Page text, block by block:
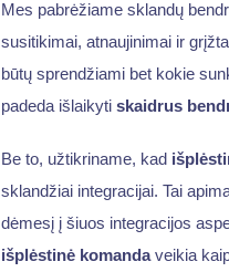
Mes pabrėžiame sklandų
susitikimai, atnaujinimai ir
būtų sprendžiami bet kokie
padeda išlaikyti skaidrus
Be to, užtikriname, kad
sklandžiai integracijai. Tai
dėmesį į šiuos integracijos
išplėstinė komandaveikia